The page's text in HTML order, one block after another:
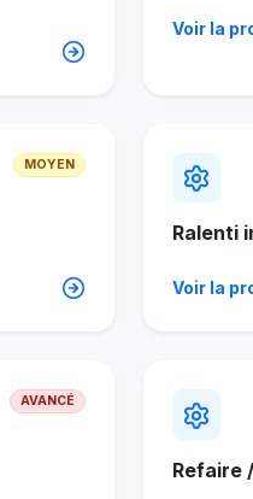
Voir la
MOYEN
Ralenti
Voir la
AVANCÉ
Refaire